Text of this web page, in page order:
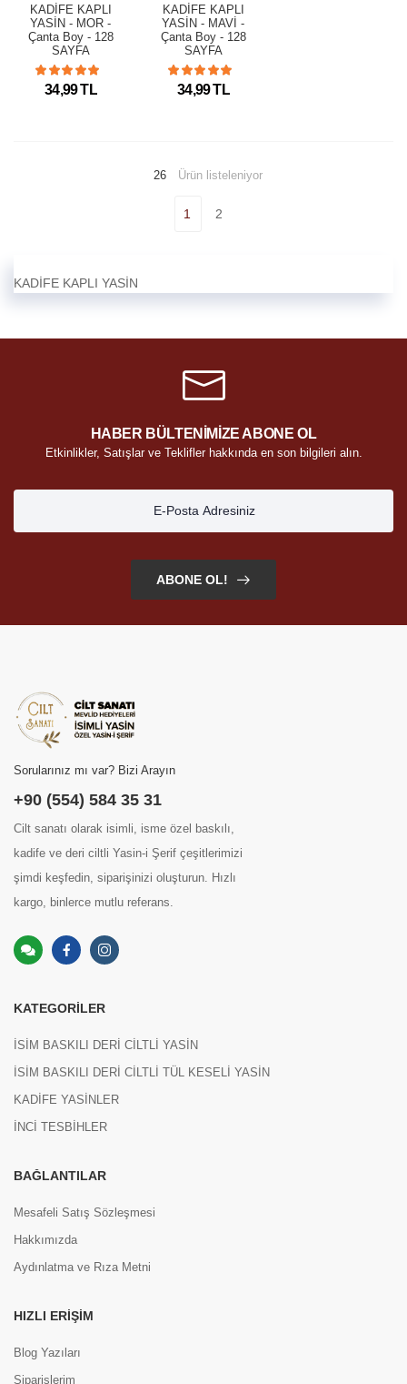
KADİFE KAPLI
YASİN - MOR -
Çanta Boy - 128
SAYFA
34,99 TL
KADİFE KAPLI
YASİN - MAVİ -
Çanta Boy - 128
SAYFA
34,99 TL
26 Ürün listeleniyor
1 2
KADİFE KAPLI YASİN
HABER BÜLTENİMİZE ABONE OL
Etkinlikler, Satışlar ve Teklifler hakkında en son bilgileri alın.
ABONE OL!
Sorularınız mı var? Bizi Arayın
+90 (554) 584 35 31
Cilt sanatı olarak isimli, isme özel baskılı,
kadife ve deri ciltli Yasin-i Şerif çeşitlerimizi
şimdi keşfedin, siparişinizi oluşturun. Hızlı
kargo, binlerce mutlu referans.
KATEGORILER
İSİM BASKILI DERİ CİLTLİ YASİN
İSİM BASKILI DERİ CİLTLİ TÜL KESELİ YASİN
KADİFE YASİNLER
İNCİ TESBİHLER
BAĞLANTILAR
Mesafeli Satış Sözleşmesi
Hakkımızda
Aydınlatma ve Rıza Metni
HIZLI ERIŞIM
Blog Yazıları
Siparişlerim